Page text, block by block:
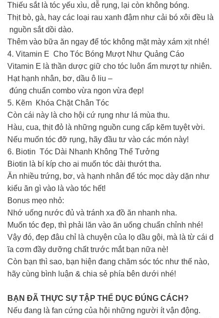
Thiếu sắt là tóc yếu xìu, dễ rụng, lại còn không bóng.
Thịt bò, gà, hay các loại rau xanh đậm như cải bó xôi đều là
nguồn sắt dồi dào.
Thêm vào bữa ăn ngay để tóc không mặt mày xám xịt nhé!
4. Vitamin E Cho Tóc Bóng Mượt Như Quảng Cáo
Vitamin E là thần dược giữ cho tóc luôn ẩm mượt tự nhiên.
Hạt hạnh nhân, bơ, dầu ô liu –
đúng chuẩn combo vừa ngon vừa đẹp!
5. Kẽm Khóa Chặt Chân Tóc
Còn cái này là cho hội cứ rụng như lá mùa thu.
Hàu, cua, thịt đỏ là những nguồn cung cấp kẽm tuyệt vời.
Nếu muốn tóc đỡ rụng, hãy đầu tư vào các món này!
6. Biotin Tóc Dài Nhanh Không Thể Tưởng
Biotin là bí kíp cho ai muốn tóc dài thướt tha.
Ăn nhiều trứng, bơ, và hạnh nhân để tóc mọc dày dặn như
kiểu ăn gì vào là vào tóc hết!
Bonus mẹo nhỏ:
Nhớ uống nước đủ và tránh xa đồ ăn nhanh nha.
Muốn tóc đẹp, thì phải lăn vào ăn uống chuẩn chỉnh nhé!
Vậy đó, đẹp đâu chỉ là chuyện của lọ dầu gội, mà là từ cái d
ĩa cơm đầy dưỡng chất trước mắt bạn nữa nè!
Còn bạn thì sao, bạn hiện đang chăm sóc tóc như thế nào,
hãy cùng bình luận & chia sẻ phía bên dưới nhé!
BẠN ĐÃ THỰC SỰ TẬP THỂ DỤC ĐÚNG CÁCH?
Nếu đang là fan cứng của hội những người ít vận động.